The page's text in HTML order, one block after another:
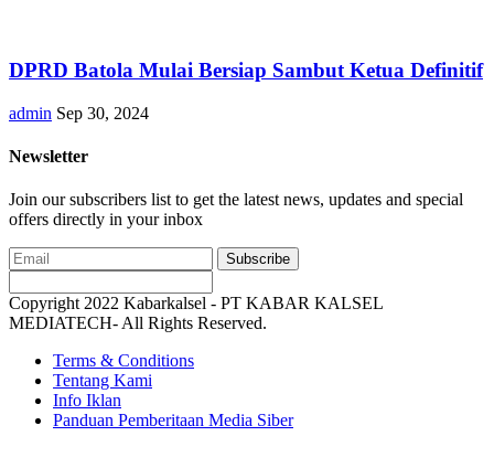
DPRD Batola Mulai Bersiap Sambut Ketua Definitif
admin Sep 30, 2024
Newsletter
Join our subscribers list to get the latest news, updates and special
offers directly in your inbox
Subscribe
Copyright 2022 Kabarkalsel - PT KABAR KALSEL
MEDIATECH- All Rights Reserved.
Terms & Conditions
Tentang Kami
Info Iklan
Panduan Pemberitaan Media Siber